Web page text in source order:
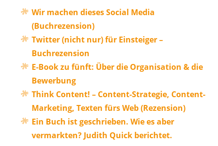
Wir machen dieses Social Media
(Buchrezension)
Twitter (nicht nur) für Einsteiger –
Buchrezension
E-Book zu fünft: Über die Organisation & die
Bewerbung
Think Content! – Content-Strategie, Content-
Marketing, Texten fürs Web (Rezension)
Ein Buch ist geschrieben. Wie es aber
vermarkten? Judith Quick berichtet.